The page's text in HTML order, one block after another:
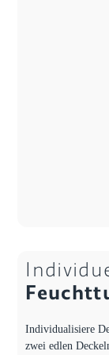
Individualisiere
zwei edlen